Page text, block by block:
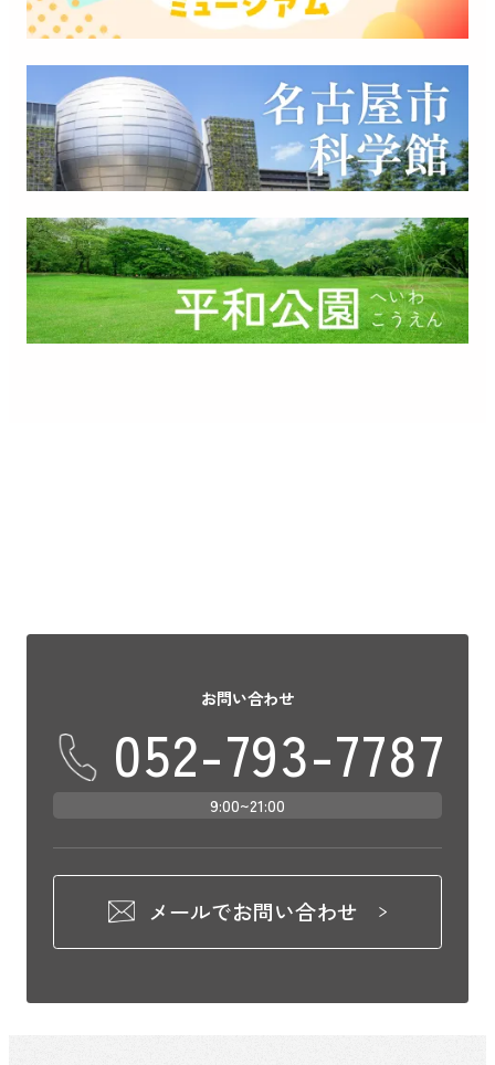
お問い合わせ
052-793-7787
9:00~21:00
メールでお問い合わせ